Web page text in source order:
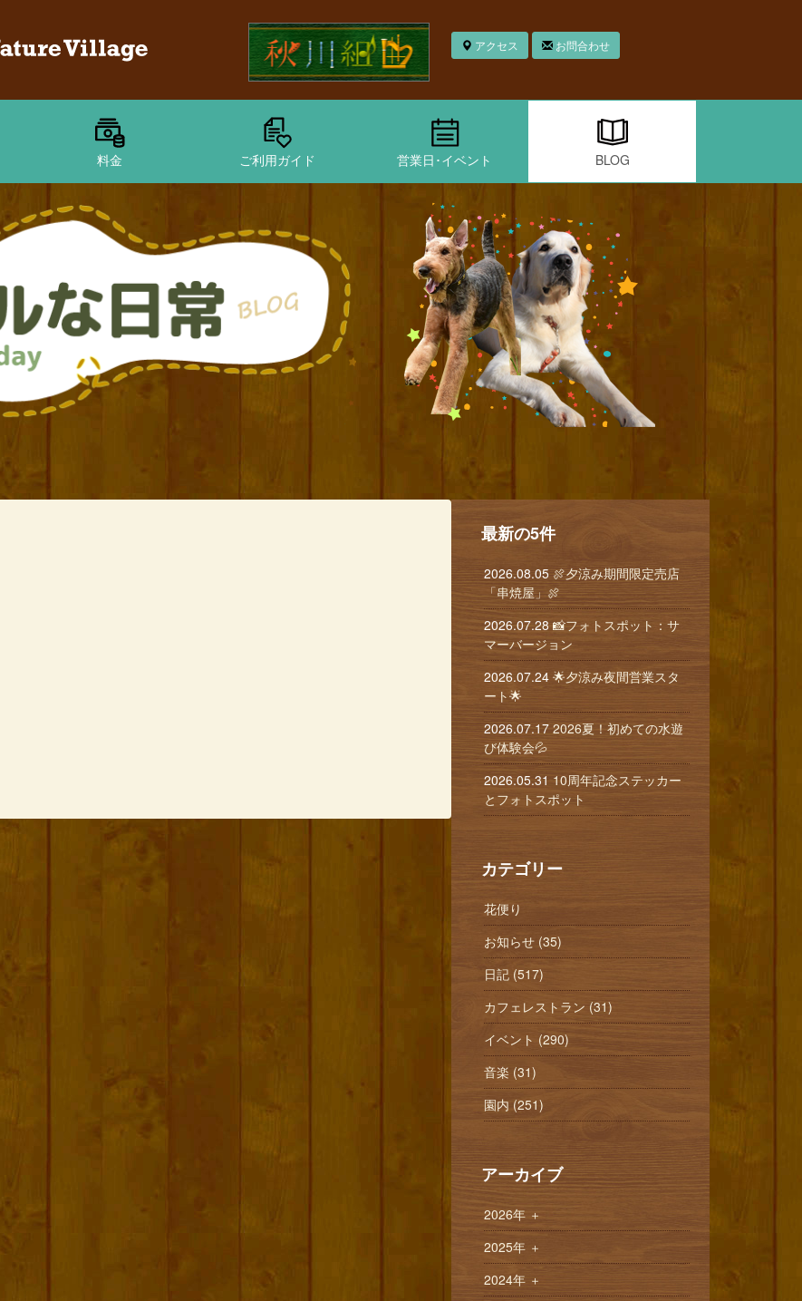
アクセス お問合わせ
料金 ご利用ガイド 営業日･イベント BLOG
最新の5件
2026.08.05 🍖夕涼み期間限定売店
「串焼屋」🍖
2026.07.28 📸フォトスポット：サ
マーバージョン
2026.07.24 🌟夕涼み夜間営業スタ
ート🌟
2026.07.17 2026夏！初めての水遊
び体験会💦
2026.05.31 10周年記念ステッカー
とフォトスポット
カテゴリー
花便り
お知らせ (35)
日記 (517)
カフェレストラン (31)
イベント (290)
音楽 (31)
園内 (251)
アーカイブ
2026年 ＋
2025年 ＋
2024年 ＋